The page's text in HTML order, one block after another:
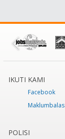
IKUTI KAMI
Facebook
Maklumbalas
POLISI